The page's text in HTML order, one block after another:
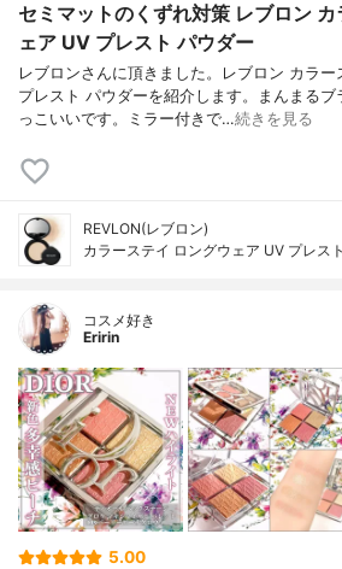
セミマットのくずれ対策 レブロン
ェア UV プレスト パウダー
レブロンさんに頂きました。レブロン カラ
プレスト パウダーを紹介します。まんまる
っこいいです。ミラー付きで…続きを見る
REVLON(レブロン)
カラーステイ ロングウェア UV プレス
コスメ好き
Eririn
5.00